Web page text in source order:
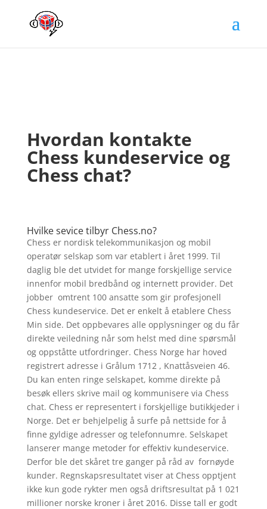
Hvordan kontakte
Chess kundeservice og
Chess chat?
Hvilke sevice tilbyr Chess.no?
Chess er nordisk telekommunikasjon og mobil
operatør selskap som var etablert i året 1999. Til
daglig ble det utvidet for mange forskjellige service
innenfor mobil bredbånd og internett provider. Det
jobber omtrent 100 ansatte som gir profesjonell
Chess kundeservice. Det er enkelt å etablere Chess
Min side. Det oppbevares alle opplysninger og du får
direkte veiledning når som helst med dine spørsmål
og oppståtte utfordringer. Chess Norge har hoved
registrert adresse i Grålum 1712 , Knattåsveien 46.
Du kan enten ringe selskapet, komme direkte på
besøk ellers skrive mail og kommunisere via Chess
chat. Chess er representert i forskjellige butikkjeder i
Norge. Det er behjelpelig å surfe på nettside for å
finne gyldige adresser og telefonnumre. Selskapet
lanserer mange metoder for effektiv kundeservice.
Derfor ble det skåret tre ganger på råd av fornøyde
kunder. Regnskapsresultatet viser at Chess opptjent
ikke kun gode rykter men også driftsresultat på 1 021
millioner norske kroner i året 2016. Disse tall er godt